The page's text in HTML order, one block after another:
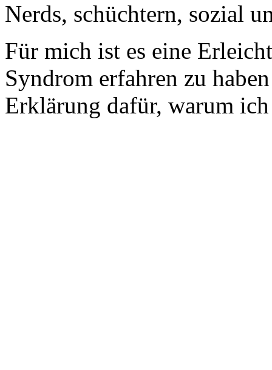
Nerds, schüchtern, sozial
Für mich ist es eine
Syndrom erfahren zu
Erklärung dafür, warum